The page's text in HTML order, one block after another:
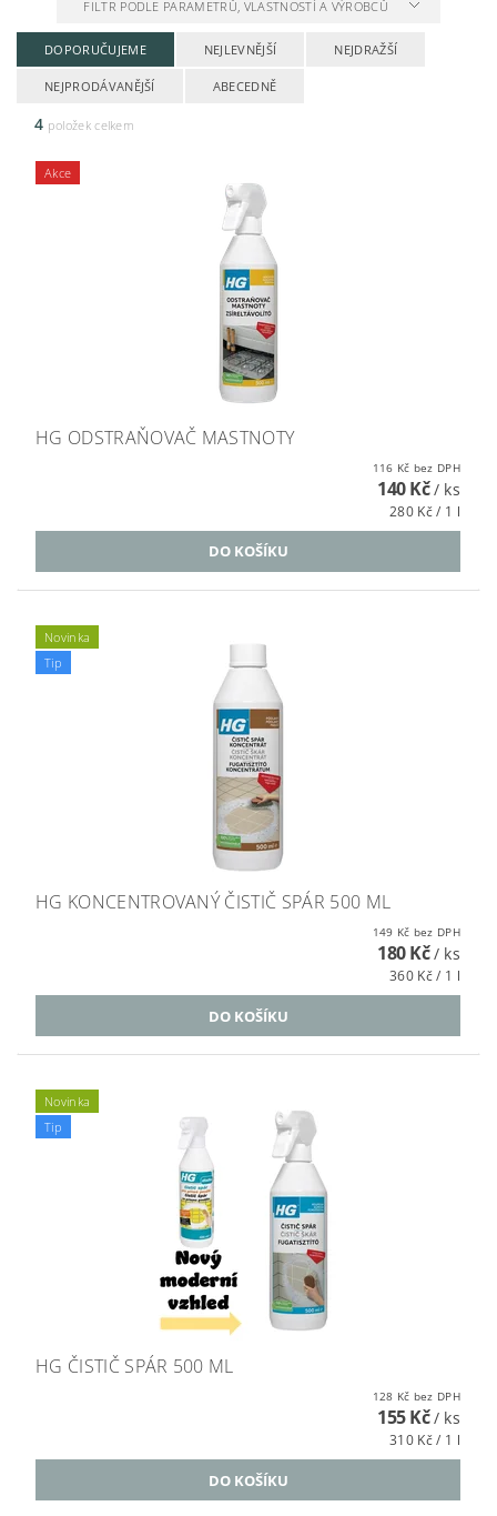
FILTR PODLE PARAMETRŮ, VLASTNOSTÍ A VÝROBCŮ
DOPORUČUJEME NEJLEVNĚJŠÍ NEJDRAŽŠÍ
NEJPRODÁVANĚJŠÍ ABECEDNĚ
4 položek celkem
Akce
HG ODSTRAŇOVAČ MASTNOTY
116 Kč bez DPH
140 Kč/ ks
280 Kč / 1 l
Novinka
Tip
HG KONCENTROVANÝ ČISTIČ SPÁR 500 ML
149 Kč bez DPH
180 Kč/ ks
360 Kč / 1 l
Novinka
Tip
HG ČISTIČ SPÁR 500 ML
128 Kč bez DPH
155 Kč/ ks
310 Kč / 1 l